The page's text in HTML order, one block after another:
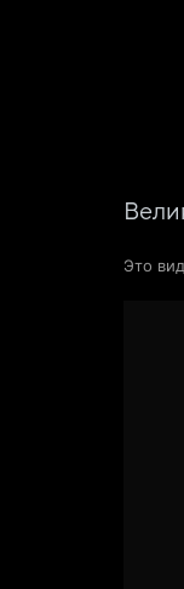
Это